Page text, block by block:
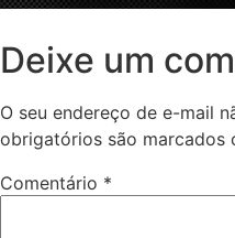
Deixe um
O seu endereço de e-mail
obrigatórios são marcados
Comentário *